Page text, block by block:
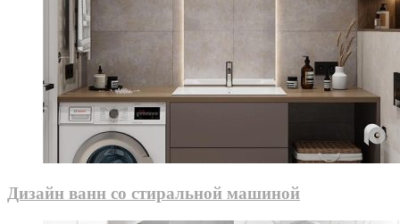
Дизайн ванн со стиральной машиной